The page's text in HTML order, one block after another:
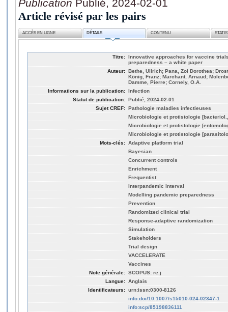
Publication Publié, 2024-02-01
Article révisé par les pairs
ACCÈS EN LIGNE DÉTAILS CONTENU
Titre: Innovative approaches for vaccine
preparedness – a white paper
Auteur: Bethe, Ullrich; Pana, Zoi Dorothea;
König, Franz; Marchant, Arnaud;
Damme, Pierre; Cornely, O.A.
Informations sur la publication: Infection
Statut de publication: Publié, 2024-02-01
Sujet CREF: Pathologie maladies infectieuses
Microbiologie et protistologie
Microbiologie et protistologie
Microbiologie et protistologie
Mots-clés: Adaptive platform trial
Bayesian
Concurrent controls
Enrichment
Frequentist
Interpandemic interval
Modelling pandemic preparedness
Prevention
Randomized clinical trial
Response-adaptive randomization
Simulation
Stakeholders
Trial design
VACCELERATE
Vaccines
Note générale: SCOPUS: re.j
Langue: Anglais
Identificateurs: urn:issn:0300-8126
info:doi/10.1007/s15010-024-02347-1
info:scp/85198836111